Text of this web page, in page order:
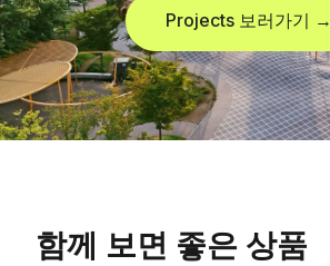
Projects 보러가기 →
함께 보면 좋은 상품